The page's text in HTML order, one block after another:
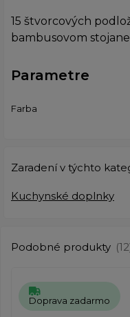
15 štvorcových
bambusovom
Parametre
Farba
Zaradení v týchto
Kuchynské doplnky
Podobné produkty
Doprava zadarmo